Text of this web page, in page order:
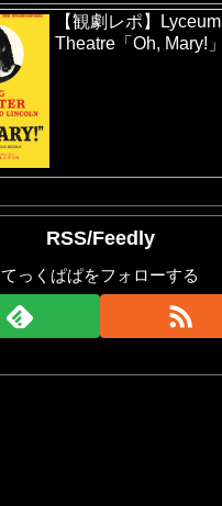
【観劇レポ】Lyceum
Theatre「Oh, Mary!」
RSS/Feedly
てっくぱぱをフォローする